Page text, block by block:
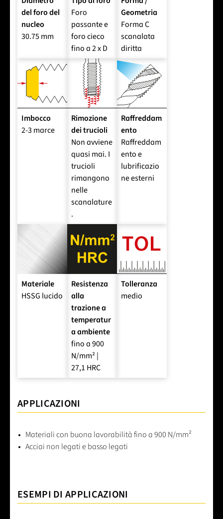
del foro del
nucleo
30.75 mm
Foro
passante e
foro cieco
fino a 2 x D
Geometria
Forma C
scanalata
diritta
Imbocco
2-3 marce
Rimozione
dei trucioli
Non avviene
quasi mai. I
trucioli
rimangono
nelle
scanalature
.
Raffreddam
ento
Raffreddam
ento e
lubrificazio
ne esterni
Materiale
HSSG lucido
Resistenza
alla
trazione a
temperatur
a ambiente
fino a 900
N/mm² |
27,1 HRC
Tolleranza
medio
APPLICAZIONI
Materiali con buona lavorabilità fino a 900 N/mm²
Acciai non legati e basso legati
ESEMPI DI APPLICAZIONI